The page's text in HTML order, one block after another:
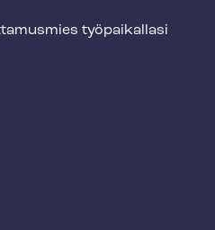
työpaikallasi